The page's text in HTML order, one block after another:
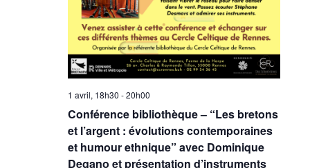
1 avril, 18h30 -20h00
Conférence bibliothèque – “Les bretons
et l’argent : évolutions contemporaines
et humour ethnique” avec Dominique
Degano et présentation d’instruments